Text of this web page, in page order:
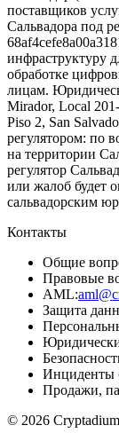
поставщиков
Сальвадора под
инфраструктуру
обработке
лицам.
Mirador, Local
Piso 2, San
регулятором: по
на территории
регулятор
или жалоб будет
сальвадорским
Контакты
Общие
Правовые
AML:
Защита
Инциденты
Продажи,
© 2026